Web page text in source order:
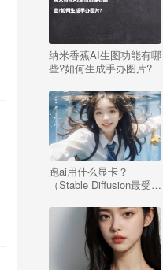
纳米香蕉AI生图功能有哪
些?如何生成手办图片?
跑ai用什么显卡？
（Stable Diffusion最受欢